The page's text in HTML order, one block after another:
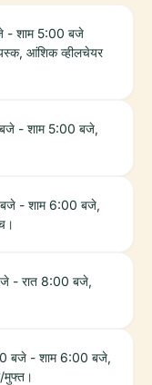
- शाम 5:00 बजे
आंशिक व्हीलचेयर
बजे - शाम 5:00 बजे,
- शाम 6:00 बजे,
- रात 8:00 बजे,
बजे - शाम 6:00 बजे,
मुफ्त।